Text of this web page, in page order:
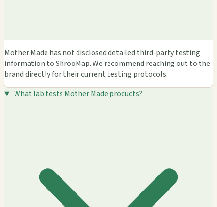
Mother Made has not disclosed detailed third-party testing
information to ShrooMap. We recommend reaching out to the
brand directly for their current testing protocols.
What lab tests Mother Made products?